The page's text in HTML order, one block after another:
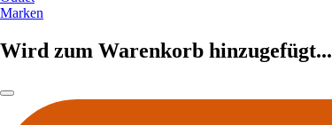
Marken
Wird zum Warenkorb hinzugefügt...